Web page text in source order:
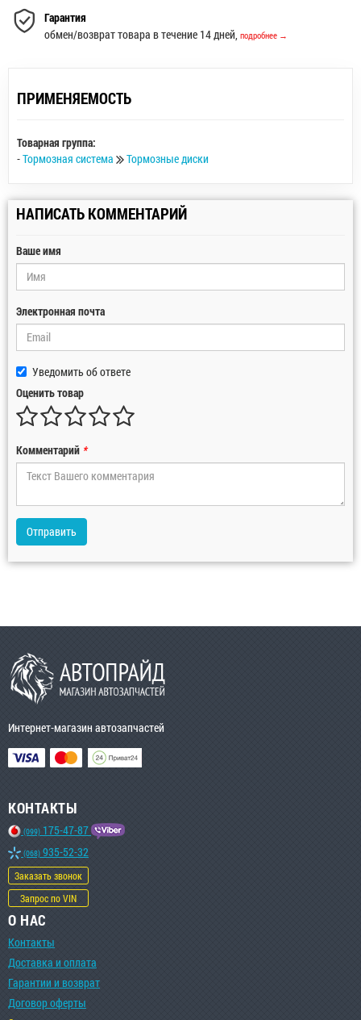
Гарантия
обмен/возврат товара в течение 14 дней, подробнее →
ПРИМЕНЯЕМОСТЬ
Товарная группа:
-Тормозная система Тормозные диски
НАПИСАТЬ КОММЕНТАРИЙ
Ваше имя
Электронная почта
Уведомить об ответе
Оценить товар
Комментарий *
Отправить
Интернет-магазин автозапчастей
КОНТАКТЫ
(099) 175-47-87
(068) 935-52-32
Заказать звонок
Запрос по VIN
О НАС
Контакты
Доставка и оплата
Гарантии и возврат
Договор оферты